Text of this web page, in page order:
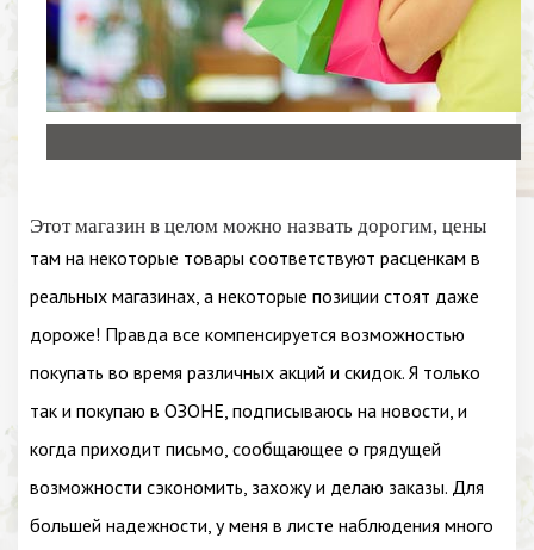
Этот магазин в целом можно назвать дорогим, цены
там на некоторые товары соответствуют расценкам в
реальных магазинах, а некоторые позиции стоят даже
дороже! Правда все компенсируется возможностью
покупать во время различных акций и скидок. Я только
так и покупаю в ОЗОНЕ, подписываюсь на новости, и
когда приходит письмо, сообщающее о грядущей
возможности сэкономить, захожу и делаю заказы. Для
большей надежности, у меня в листе наблюдения много